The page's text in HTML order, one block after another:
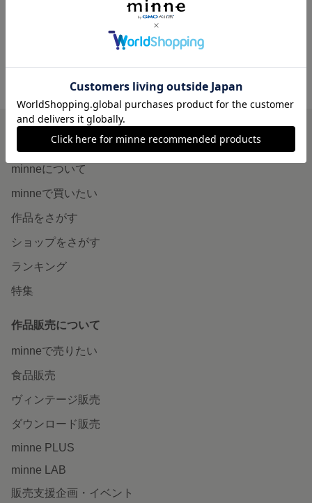
ハンドメイドショップ やさしい贈り物 の作品一覧
minneを知る
minneについて
minneで買いたい
作品をさがす
ショップをさがす
ランキング
特集
作品販売について
minneで売りたい
食品販売
ヴィンテージ販売
ダウンロード販売
minne PLUS
minne LAB
販売支援企画・イベント